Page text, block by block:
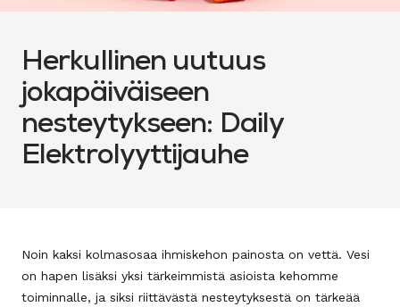
Herkullinen uutuus
jokapäiväiseen
nesteytykseen: Daily
Elektrolyyttijauhe
Noin kaksi kolmasosaa ihmiskehon painosta on vettä. Vesi
on hapen lisäksi yksi tärkeimmistä asioista kehomme
toiminnalle, ja siksi riittävästä nesteytyksestä on tärkeää